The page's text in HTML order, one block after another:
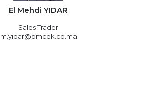
El Mehdi YIDAR
Sales Trader
m.yidar@bmcek.co.ma